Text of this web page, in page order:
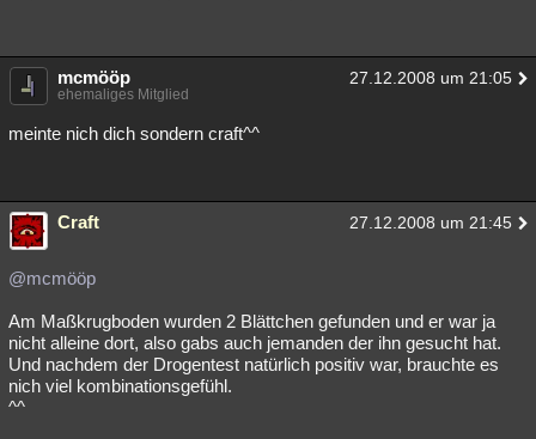
mcmööp 27.12.2008 um 21:05
ehemaliges Mitglied
meinte nich dich sondern craft^^
Craft 27.12.2008 um 21:45
@mcmööp
Am Maßkrugboden wurden 2 Blättchen gefunden und er war ja
nicht alleine dort, also gabs auch jemanden der ihn gesucht hat.
Und nachdem der Drogentest natürlich positiv war, brauchte es
nich viel kombinationsgefühl.
^^